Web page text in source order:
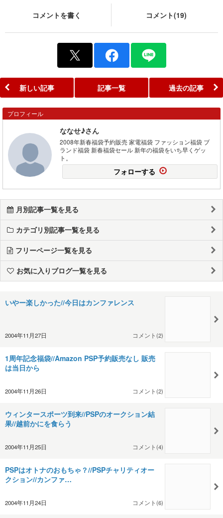
コメントを書く コメント(19)
新しい記事 記事一覧 過去の記事
プロフィール
ななせ♪さん
2008年新春福袋予約販売 家電福袋 ファッション福袋 ブ
ランド福袋 新春福袋セール 新年の福袋をいち早くゲッ
ト。
フォローする
月別記事一覧を見る
カテゴリ別記事一覧を見る
フリーページ一覧を見る
お気に入りブログ一覧を見る
いやー楽しかった//今日はカンファレンス
2004年11月27日 コメント(2)
1周年記念福袋//Amazon PSP予約販売なし 販売
は当日から
2004年11月26日 コメント(2)
ウィンタースポーツ到来//PSPのオークション結
果//越前かにを食らう
2004年11月25日 コメント(4)
PSPはオトナのおもちゃ？//PSPチャリティオー
クション//カンファ…
2004年11月24日 コメント(6)